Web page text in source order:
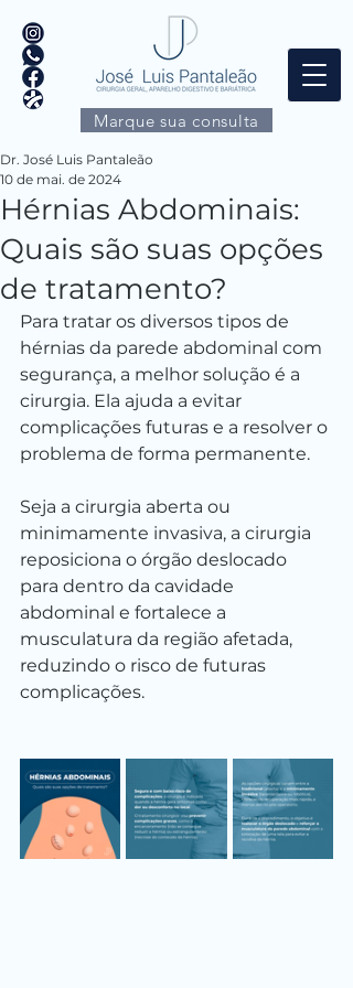
Marque sua consulta
Hérnias Abdominais:
Quais são suas opções
de tratamento?
Dr. José Luis Pantaleão
10 de mai. de 2024
Para tratar os diversos tipos de
hérnias da parede abdominal com
segurança, a melhor solução é a
cirurgia. Ela ajuda a evitar
complicações futuras e a resolver o
problema de forma permanente.
Seja a cirurgia aberta ou
minimamente invasiva, a cirurgia
reposiciona o órgão deslocado
para dentro da cavidade
abdominal e fortalece a
musculatura da região afetada,
reduzindo o risco de futuras
complicações.